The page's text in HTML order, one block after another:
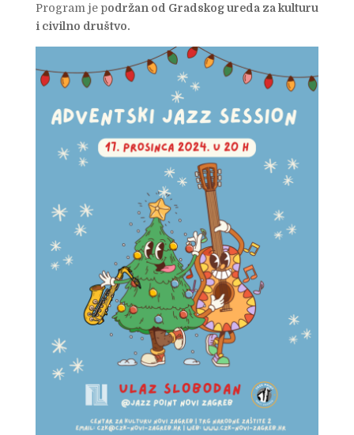
Program je podržan od Gradskog ureda za kulturu
i civilno društvo.